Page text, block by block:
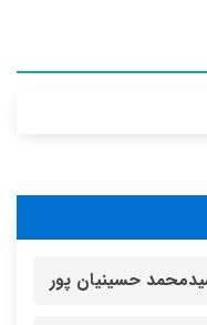
حسینیان پور